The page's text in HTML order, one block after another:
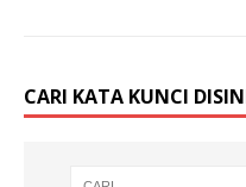
CARI KATA KUNCI